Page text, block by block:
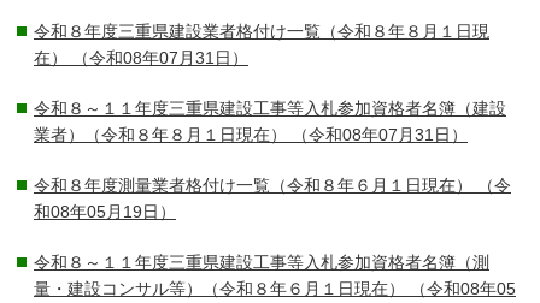
令和８年度三重県建設業者格付け一覧（令和８年８月１日現
在）
（令和08年07月31日）
令和８～１１年度三重県建設工事等入札参加資格者名簿（建設
業者）（令和８年８月１日現在）
（令和08年07月31日）
令和８年度測量業者格付け一覧（令和８年６月１日現在）
（令
和08年05月19日）
令和８～１１年度三重県建設工事等入札参加資格者名簿（測
量・建設コンサル等）（令和８年６月１日現在）
（令和08年05